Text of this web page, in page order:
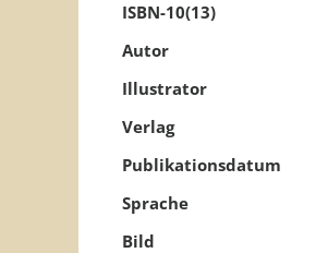
ISBN-10(13)
Autor
Illustrator
Verlag
Publikationsdatum
Sprache
Bild